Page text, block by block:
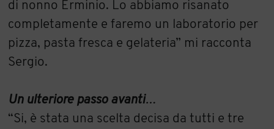
di nonno Erminio. Lo abbiamo risanato
completamente e faremo un laboratorio per
pizza, pasta fresca e gelateria” mi racconta
Sergio.
Un ulteriore passo avanti…
“Si, è stata una scelta decisa da tutti e tre